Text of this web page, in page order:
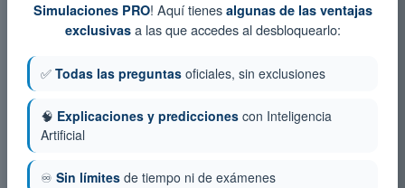
Simulaciones PRO! Aquí tienes algunas de las ventajas
exclusivasa las que accedes al desbloquearlo:
✅ Todas las preguntas oficiales, sin exclusiones
🧠 Explicaciones y predicciones con Inteligencia
Artificial
♾️ Sin límites de tiempo ni de exámenes